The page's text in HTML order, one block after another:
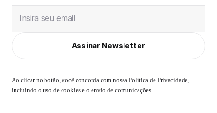
Insira seu email
Assinar Newsletter
Ao clicar no botão, você concorda com nossaPolítica de Privacidade,
incluindo o uso de cookies e o envio de comunicações.